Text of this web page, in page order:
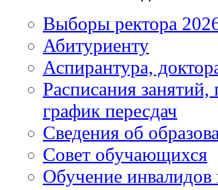
Выборы ректора
Абитуриенту
Аспирантура,
Расписания
график пересдач
Сведения об
Совет обучающихся
Обучение